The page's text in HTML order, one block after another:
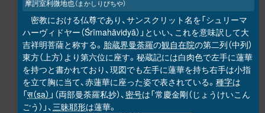
摩訶室利微地也（まかしりびちや）
密教における仏尊であり、サンスクリット名を「シュリーマ
ハーヴィドヤー（Śrīmahāvidyā）」といい、これを意味訳して大
吉祥明菩薩と称する。 胎蔵界曼荼羅の観自在院の第二列（中列）
東方（上方）より第六位に座す。秘蔵記には白肉色で左手に蓮華
を持つと書かれており、現図でも左手に蓮華を持ち右手は小指
を立て胸に当て、赤蓮華に座った姿で表されている。 種字は
「स（sa） 」（両部曼荼羅私抄）、 密号は「常慶金剛（じょうけいこん
ごう）」、三昧耶形は蓮華。